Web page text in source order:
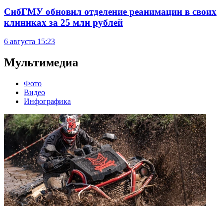
СибГМУ обновил отделение реанимации в своих
клиниках за 25 млн рублей
6 августа 15:23
Мультимедиа
Фото
Видео
Инфографика